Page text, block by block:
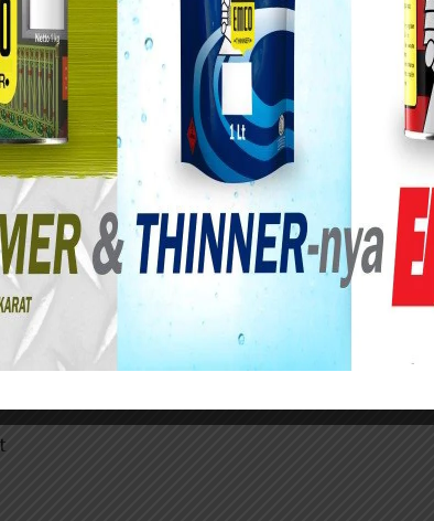
Hutama Karya, perlu diketahui Hutama
yang bergerak dibidang jasa konstruksi,
ya gaeys, jadi segera kirim CV mu ditunggu
tutup nanti.